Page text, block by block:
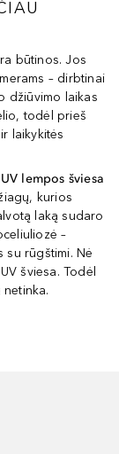
būtinos. Jos
– dirbtinai
džiūvimo laikas
todėl prieš
laikykitės
lempos šviesa
kurios
laką sudaro
–
su rūgštimi. Nė
šviesa. Todėl